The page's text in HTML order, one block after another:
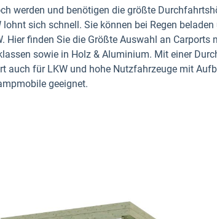
werden und benötigen die größte
sich schnell. Sie können bei Regen
Hier finden Sie die Größte Auswahl an Carports
sowie in Holz & Aluminium. Mit einer
auch für LKW und hohe Nutzfahrzeuge mit
geeignet.